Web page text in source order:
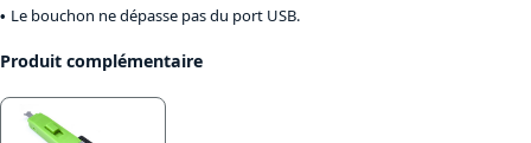
Le bouchon ne dépasse pas du port USB.
Produit complémentaire